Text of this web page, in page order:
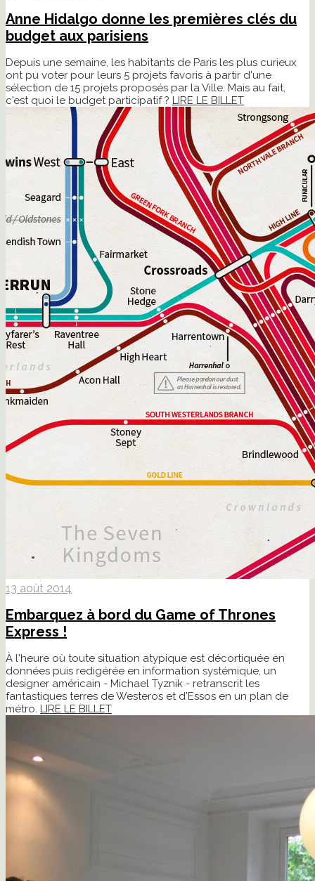
Anne Hidalgo donne les premières clés du
budget aux parisiens
Depuis une semaine, les habitants de Paris les plus curieux
ont pu voter pour leurs 5 projets favoris à partir d'une
sélection de 15 projets proposés par la Ville. Mais au fait,
c'est quoi le budget participatif ? LIRE LE BILLET
13 août 2014
Embarquez à bord du Game of Thrones
Express !
À l'heure où toute situation atypique est décortiquée en
données puis redigérée en information systémique, un
designer américain - Michael Tyznik - retranscrit les
fantastiques terres de Westeros et d'Essos en un plan de
métro. LIRE LE BILLET